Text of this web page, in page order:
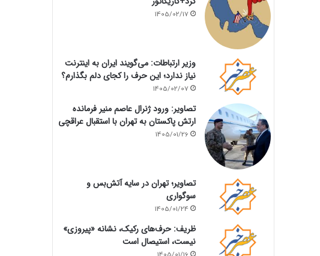
1405/02/17
وزیر ارتباطات: می‌گویند ایران به اینترنت
نیاز ندارد؛ این حرف را کجای دلم بگذارم؟
1405/02/07
تصاویر: ورود ژنرال عاصم منیر فرمانده
ارتش پاکستان به تهران با استقبال عراقچی
1405/01/26
تصاویر؛ تهران در سایه آتش‌بس و
سوگواری
1405/01/24
ظریف: حرف‌های رکیک، نشانه «پیروزی»
نیست، استیصال است